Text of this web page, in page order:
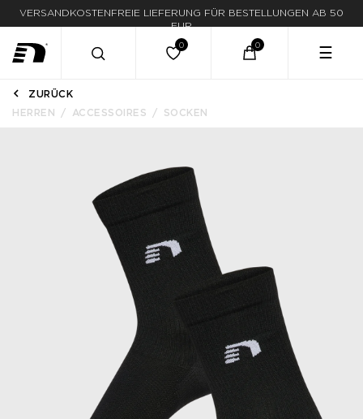
VERSANDKOSTENFREIE LIEFERUNG FÜR BESTELLUNGEN AB 50
EUR
☰
ZURÜCK
HERREN
ACCESSOIRES SOCKEN